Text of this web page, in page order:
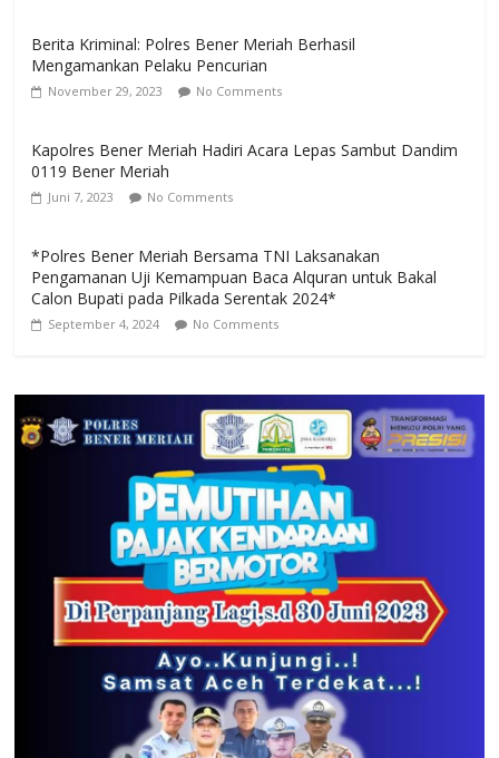
Berita Kriminal: Polres Bener Meriah Berhasil
Mengamankan Pelaku Pencurian
November 29, 2023 No Comments
Kapolres Bener Meriah Hadiri Acara Lepas Sambut Dandim
0119 Bener Meriah
Juni 7, 2023 No Comments
*Polres Bener Meriah Bersama TNI Laksanakan
Pengamanan Uji Kemampuan Baca Alquran untuk Bakal
Calon Bupati pada Pilkada Serentak 2024*
September 4, 2024 No Comments